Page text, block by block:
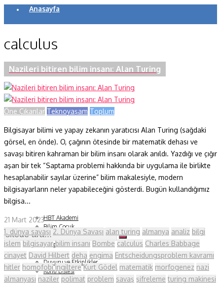
Anasayfa
Yazarlar
Makaleler
Dergi Sayıları
Yaşam Bilimleri
Sağlık
Fizik ve Uzay
Gezegenimiz
Teknoyaşam
Fazlası
HBT Akademi
Bilim Çocuk
Soru ve Yanıt
Kitap Tanıtımları
Tartışma
Duyuru ve Etkinlikler
Konu Listesi
calculus
Nazileri bitiren bilim insanı: Alan Turing
Öne Çıkanlar Teknoyaşam Toplum
Bilgisayar bilimi ve yapay zekanın yaratıcısı Alan Turing (sağdaki
görsel, en önde). O, çağının ötesinde bir matematik dehası ve
savaşı bitiren kahraman bir bilim insanı olarak anıldı. Yazdığı ve çığır
aşan bir tek “Saptama problemi hakkında bir uygulama ile birlikte
hesaplanabilir sayılar üzerine” bilim makalesiyle, modern
bilgisayarların neler yapabileceğini gösterdi. Bugün kullandığımız
bilgisa...
21 Mart 2023
1. dünya savaşı 2. Dünya Savaşı alan turing almanya analiz bilgi
işlem bilgisayar bilim insanı Bombe calculus Charles Babbage
cinayet David Hilbert deha engima Entscheidungsproblem kavramı
hitler homofobi ingiltere Kurt Gödel matematik morfogenez nazi
almanyası naziler polimat problem savaş şifreleme turing makinesi